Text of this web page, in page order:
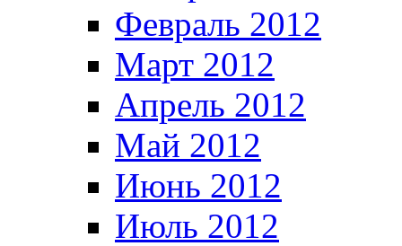
Февраль 2012
Март 2012
Апрель 2012
Май 2012
Июнь 2012
Июль 2012